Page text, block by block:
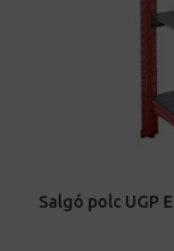
Salgó polc UGP